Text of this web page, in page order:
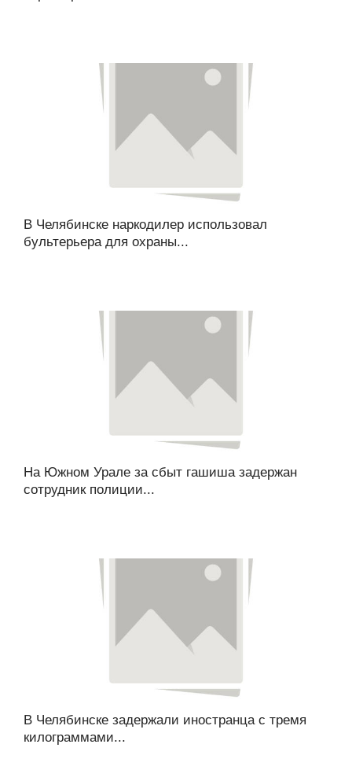
В Челябинске наркодилер использовал
бультерьера для охраны...
На Южном Урале за сбыт гашиша задержан
сотрудник полиции...
В Челябинске задержали иностранца с тремя
килограммами...